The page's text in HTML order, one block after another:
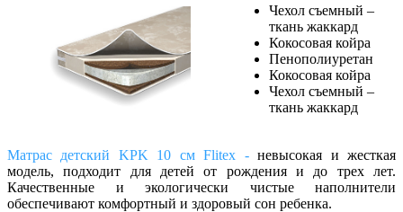
Чехол съемный –
ткань жаккард
Кокосовая койра
Пенополиуретан
Кокосовая койра
Чехол съемный –
ткань жаккард
Матрас детский KPK 10 см Flitex -невысокая и жесткая
модель, подходит для детей от рождения и до трех лет.
Качественные и экологически чистые наполнители
обеспечивают комфортный и здоровый сон ребенка.